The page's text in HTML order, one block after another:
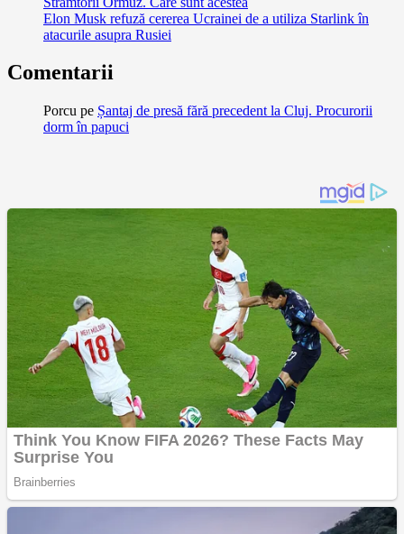
Elon Musk refuză cererea Ucrainei de a utiliza Starlink în
atacurile asupra Rusiei
Comentarii
Porcu pe Șantaj de presă fără precedent la Cluj. Procurorii
dorm în papuci